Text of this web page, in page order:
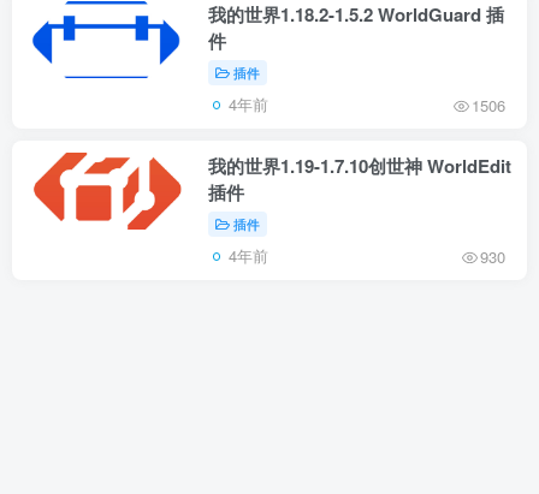
我的世界1.18.2-1.5.2 WorldGuard 插
件
插件
4年前 1506
我的世界1.19-1.7.10创世神 WorldEdit
插件
插件
4年前 930